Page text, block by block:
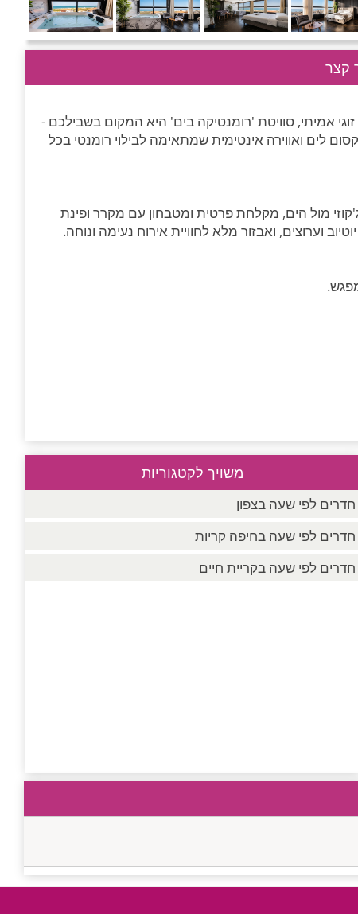
קצר
אמיתי, סוויטת 'רומנטיקה בים' היא המקום בשבילכם -
לים ואווירה אינטימית שמתאימה לבילוי רומנטי בכל
מול הים, מקלחת פרטית ומטבחון עם מקרר ופינת
וערוצים, ואבזור מלא לחוויית אירוח נעימה ונוחה.
משויך לקטגוריות
חדרים לפי שעה בצפון
חדרים לפי שעה בחיפה קריות
חדרים לפי שעה בקריית חיים